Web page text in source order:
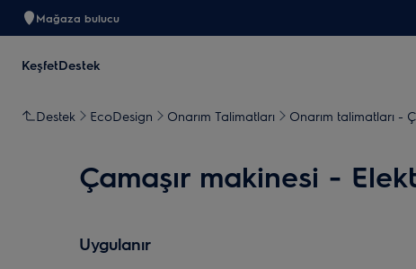
Mağaza bulucu
KeşfetDestek
Destek EcoDesign Onarım Talimatları Onarım talimatları -
Çamaşır makinesi -
Uygulanır